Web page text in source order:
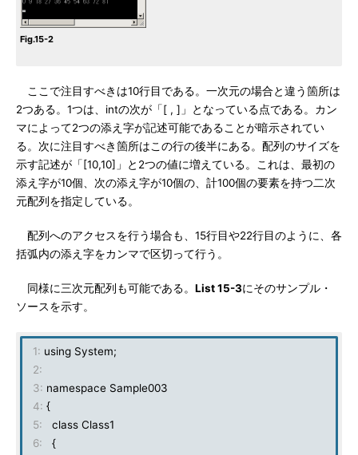
Fig.15-2
ここで注目すべきは10行目である。一次元の場合と違う箇所は
2つある。1つは、intの次が「[ , ]」となっている点である。カン
マによって2つの添え字が記述可能であることが暗示されてい
る。次に注目すべき箇所はこの行の後半にある。配列のサイズを
示す記述が「[10,10]」と2つの値に増えている。これは、最初の
添え字が10個、次の添え字が10個の、計100個の要素を持つ二次
元配列を指定している。
配列へのアクセスを行う場合も、15行目や22行目のように、各
括弧内の添え字をカンマで区切って行う。
同様に三次元配列も可能である。 List 15-3にそのサンプル・
ソースを示す。
1: using System;
2:
3: namespace Sample003
4: {
5:
class Class1
6:
{